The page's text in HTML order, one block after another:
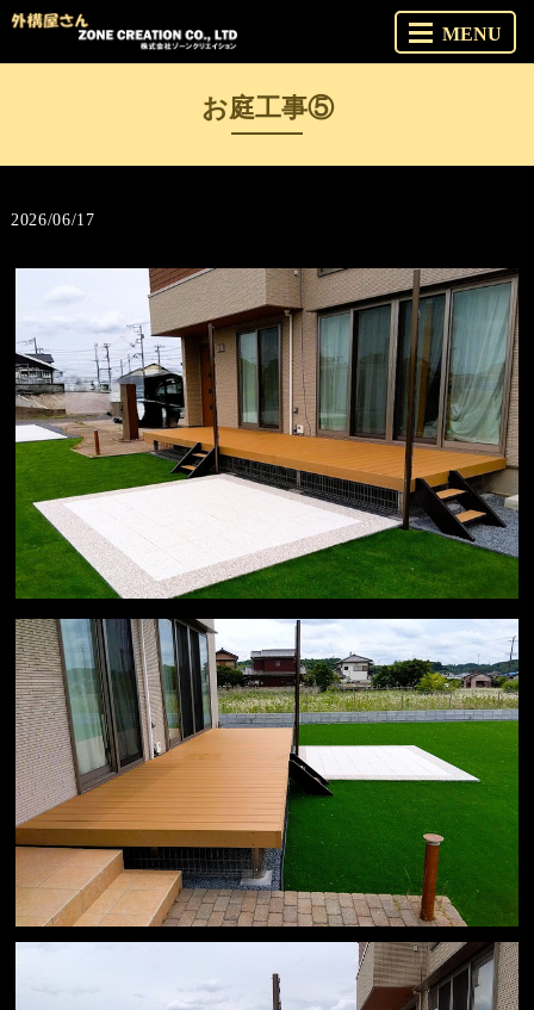
MENU
お庭工事⑤
2026/06/17